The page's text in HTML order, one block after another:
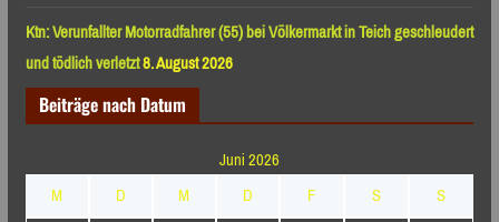
Ktn: Verunfallter Motorradfahrer (55) bei Völkermarkt in Teich geschleudert
und tödlich verletzt8. August 2026
Beiträge nach Datum
Juni 2026
M
D M D F S
S